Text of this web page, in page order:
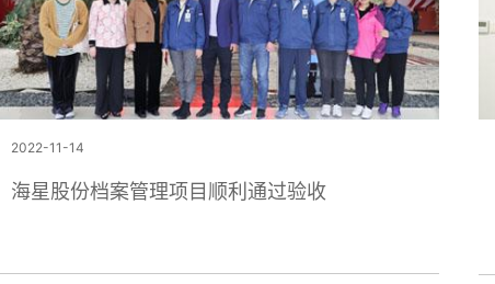
2022-11-14
海星股份档案管理项目顺利通过验收